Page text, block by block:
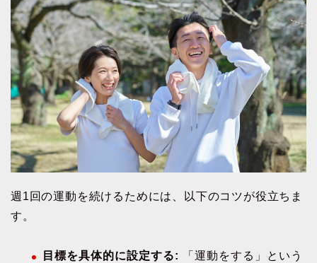
週1回の運動を続けるためには、以下のコツが役立ちま
す。
目標を具体的に設定する:
「運動をする」という